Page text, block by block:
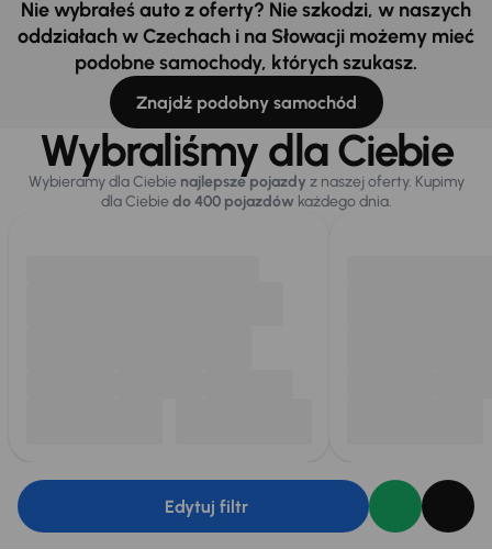
Nie wybrałeś auto z oferty? Nie szkodzi, w naszych
oddziałach w Czechach i na Słowacji możemy mieć
podobne samochody, których szukasz.
Znajdź podobny samochód
Wybraliśmy dla Ciebie
Wybieramy dla Ciebie najlepsze pojazdy z naszej oferty. Kupimy
dla Ciebiedo 400 pojazdówkażdego dnia.
Edytuj filtr